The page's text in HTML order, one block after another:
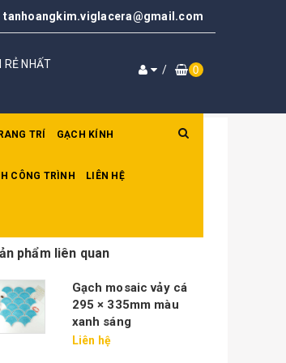
tanhoangkim.viglacera@gmail.com
RẺ NHẤT / 0
TRÍ GẠCH KÍNH
CÔNG TRÌNH LIÊN HỆ
phẩm liên quan
Gạch mosaic vảy cá
295 × 335mm màu
xanh sáng
Liên hệ